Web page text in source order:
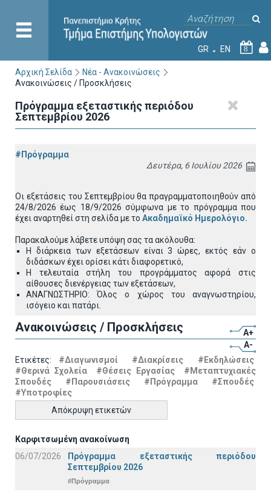
GR EN 8
Αρχική Σελίδα
Νέα - Ανακοινώσεις
Ανακοινώσεις / Προσκλήσεις
Πρόγραμμα εξεταστικής περιόδου
Σεπτεμβρίου 2026
#Πρόγραμμα
Δευτέρα, 6 Ιουλίου 2026
Οι εξετάσεις του Σεπτεμβρίου θα πραγραμματοποιηθούν από
24/8/2026 έως 18/9/2026 σύμφωνα με το πρόγραμμα που
έχει αναρτηθεί στη σελίδα με το Ακαδημαϊκό Ημερολόγιο.
Παρακαλούμε λάβετε υπόψη σας τα ακόλουθα:
Η διάρκεια των εξετάσεων είναι 3 ώρες, εκτός εάν ο
διδάσκων έχει ορίσει κάτι διαφορετικό,
Η τελευταία στήλη του προγράμματος αφορά στις
αίθουσες διενέργειας των εξετάσεων,
ΑΝΑΓΝΩΣΤΗΡΙΟ: Όλος ο χώρος του αναγνωστηρίου,
ισόγειο και πατάρι.
Ανακοινώσεις / Προσκλήσεις
A+
A-
Ετικέτες: #Διαγωνισμοί #Διακρίσεις
#Εκδηλώσεις
#Θερινά Σχολεία
#Θέσεις Εργασίας
#Μεταπτυχιακές
Σπουδές
#Παρουσιάσεις #Πρόγραμμα
#Σπουδές
#Υποτροφίες
Απόκρυψη ετικετών
Καρφιτσωμένη ανακοίνωση
06/07/2026
Πρόγραμμα εξεταστικής περιόδου
Σεπτεμβρίου 2026
#Πρόγραμμα